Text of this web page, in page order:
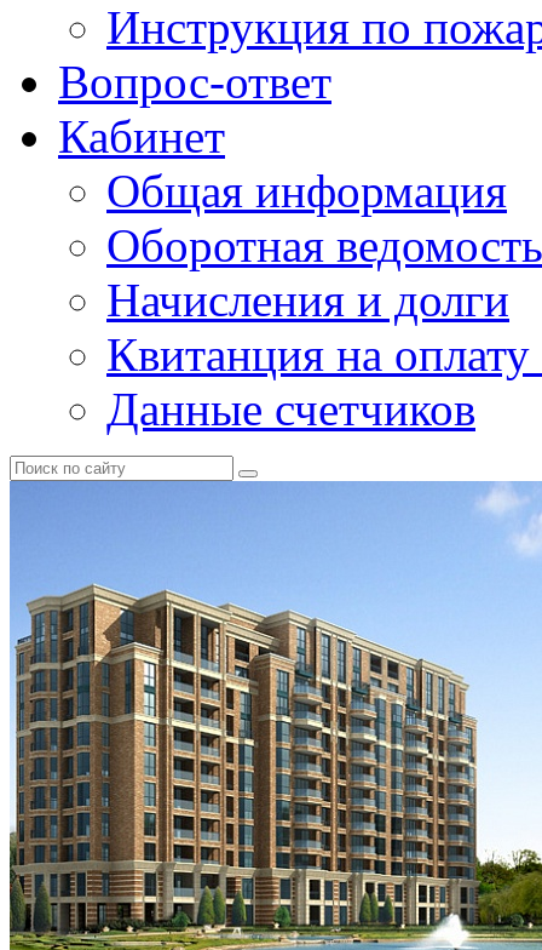
Инструкция по
Вопрос-ответ
Кабинет
Общая информация
Оборотная ведомость
Начисления и долги
Квитанция на
Данные счетчиков